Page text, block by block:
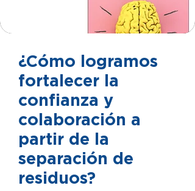
¿Cómo logramos
fortalecer la
confianza y
colaboración a
partir de la
separación de
residuos?